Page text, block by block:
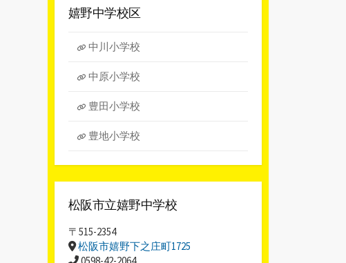
イ
嬉野中学校区
中川小学校
中原小学校
豊田小学校
豊地小学校
松阪市立嬉野中学校
〒515-2354
松阪市嬉野下之庄町1725
0598-42-2064